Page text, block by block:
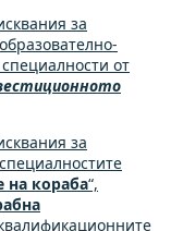
за
от
за
на кораба“,